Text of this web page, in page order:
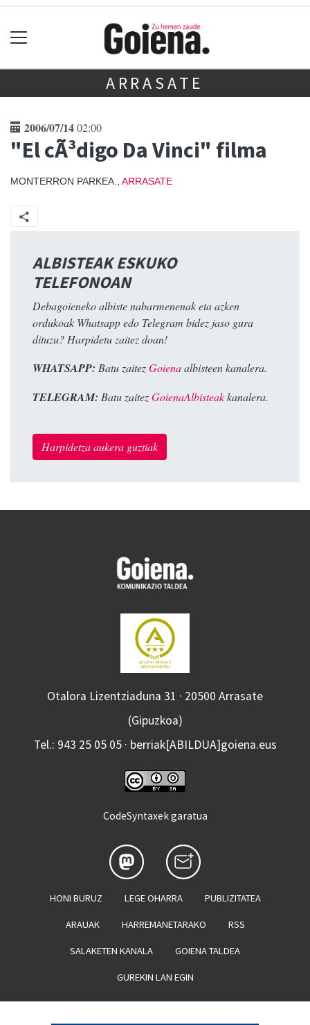
ARRASATE
2006/07/1402:00
"El cÃ³digo Da Vinci" filma
MONTERRON PARKEA., ARRASATE
ALBISTEAK ESKUKO
TELEFONOAN
Debagoieneko albiste nabarmenenak eta azken
ordukoak Whatsapp edo Telegram bidez jaso gura
dituzu? Harpidetu zaitez doan!
WHATSAPP: Batu zaitezGoienaalbisteen kanalera.
TELEGRAM: Batu zaitezGoienaAlbisteakkanalera.
Harpidetza aukera guztiak
Otalora Lizentziaduna 31 · 20500 Arrasate
(Gipuzkoa)
Tel.: 943 25 05 05 · berriak[ABILDUA]goiena.eus
CodeSyntaxek garatua
HONI BURUZ LEGE OHARRA PUBLIZITATEA
ARAUAK HARREMANETARAKO RSS
SALAKETEN KANALA GOIENA TALDEA
GUREKIN LAN EGIN